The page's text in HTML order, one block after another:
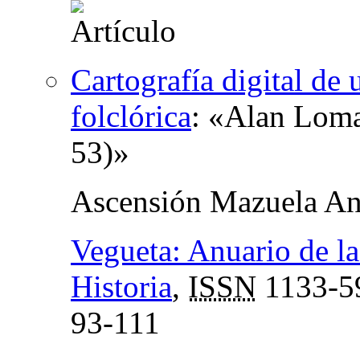
Cartografía digital de
folclórica: «Alan
53)»
Ascensión Mazuela
Vegueta: Anuario de
Historia, ISSN 1133-
93-111